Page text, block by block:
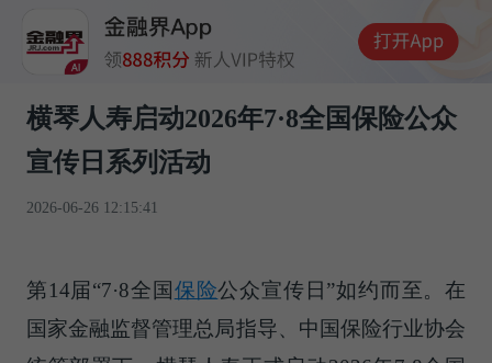
横琴人寿启动2026年7·8全国保险公众
宣传日系列活动
2026-06-26 12:15:41
第14届“7·8全国 保险公众宣传日”如约而至。在
国家金融监督管理总局指导、中国保险行业协会